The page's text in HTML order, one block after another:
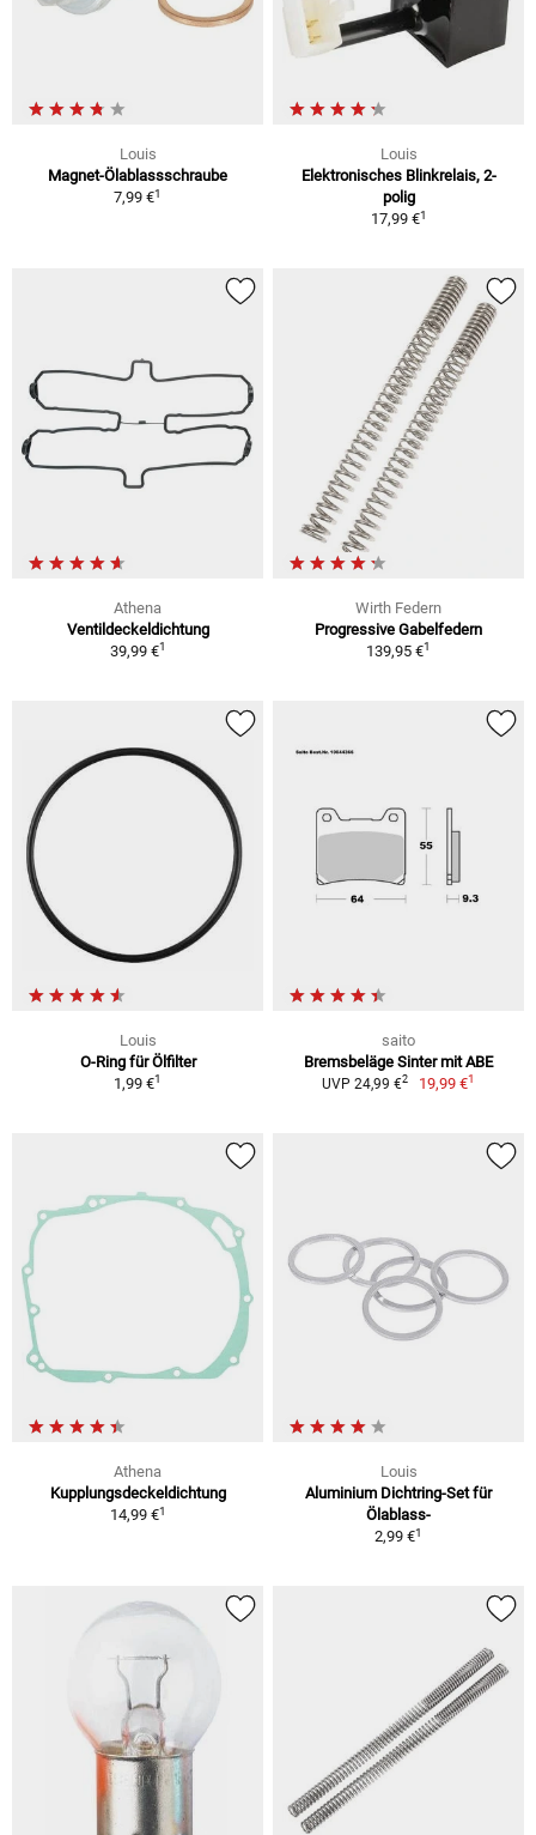
Louis
Magnet-Ölablassschraube
7,99 €1
Louis
Elektronisches Blinkrelais, 2-
polig
17,99 €1
Athena
Ventildeckeldichtung
39,99 €1
Wirth Federn
Progressive Gabelfedern
139,95 €1
Louis
O-Ring für Ölfilter
1,99 €1
saito
Bremsbeläge Sinter mit ABE
UVP 24,99 €2 19,99 €1
Athena
Kupplungsdeckeldichtung
14,99 €1
Louis
Aluminium Dichtring-Set für
Ölablass-
2,99 €1